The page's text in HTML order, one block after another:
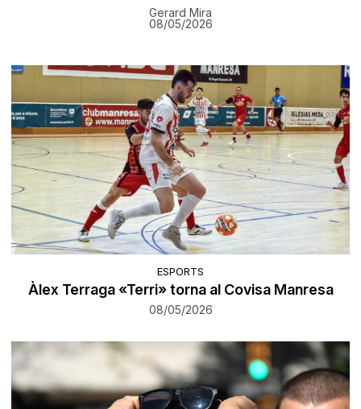
Gerard Mira
08/05/2026
ESPORTS
Àlex Terraga «Terri» torna al Covisa Manresa
08/05/2026